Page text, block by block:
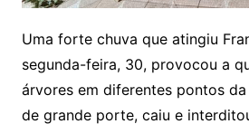
Uma forte chuva que atingiu
segunda-feira, 30, provocou a
árvores em diferentes pontos
de grande porte, caiu e